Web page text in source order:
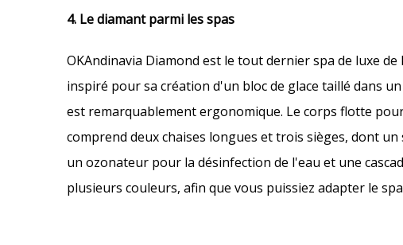
4. Le diamant parmi les spas
OKAndinavia Diamond est le tout dernier spa de luxe
inspiré pour sa création d'un bloc de glace taillé dans
est remarquablement ergonomique. Le corps flotte
comprend deux chaises longues et trois sièges, dont
un ozonateur pour la désinfection de l'eau et une
plusieurs couleurs, afin que vous puissiez adapter le